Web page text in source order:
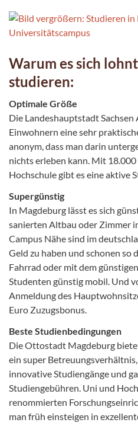
Warum es sich
studieren:
Optimale Größe
Die Landeshauptstadt
Einwohnern eine sehr
anonym, dass man darin
nichts erleben kann. Mit
Hochschule gibt es eine aktive
Supergünstig
In Magdeburg lässt es sich
sanierten Altbau oder Zimmer
Campus Nähe sind im
Geld zu haben und schonen so
Fahrrad oder mit dem
Studenten günstig mobil. Und
Anmeldung des
Euro Zuzugsbonus.
Beste Studienbedingungen
Die Ottostadt Magdeburg
ein super
innovative Studiengänge und
Studiengebühren. Uni und
renommierten
man früh einsteigen in